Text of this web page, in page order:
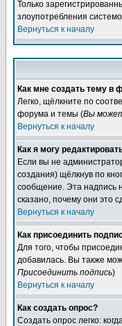
Только
злоупотребления
Вернуться к началу
Как мне создать тему в
Легко, щёлкните по
форума и темы (Вы
Вернуться к началу
Как я могу
Если вы не
создания) щёлкнув по
сообщение. Эта надпись
сказано, почему они это
Вернуться к началу
Как присоединить
Для того, чтобы
добавилась. Вы также
Присоединить подпись)
Вернуться к началу
Как создать опрос?
Создать опрос легко: